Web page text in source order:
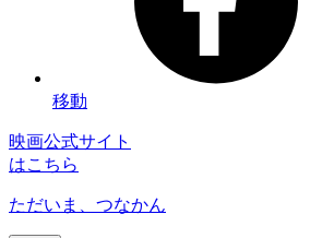
移動
映画公式サイト
はこちら
ただいま、つなかん